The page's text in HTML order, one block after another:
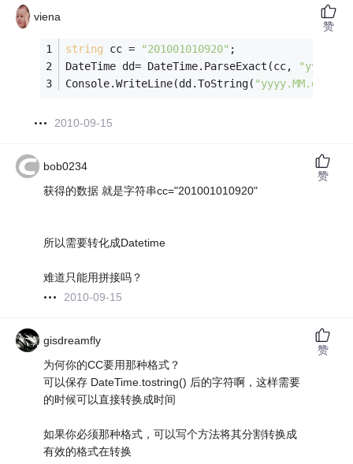
viena
string cc = "201001010920" ;
DateTime dd= DateTime.ParseExact(cc,
Console.WriteLine(dd.ToString( "yyyy.MM.dd
2010-09-15
赞
bob0234
获得的数据 就是字符串cc="201001010920"
所以需要转化成Datetime
难道只能用拼接吗？
2010-09-15
赞
gisdreamfly
为何你的CC要用那种格式？
可以保存 DateTime.tostring() 后的字符啊，这样需要
的时候可以直接转换成时间
如果你必须那种格式，可以写个方法将其分割转换成
有效的格式在转换
赞